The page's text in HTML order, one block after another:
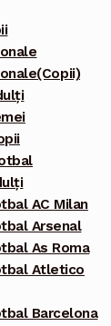
AC Milan
Arsenal
As Roma
Atletico
Barcelona